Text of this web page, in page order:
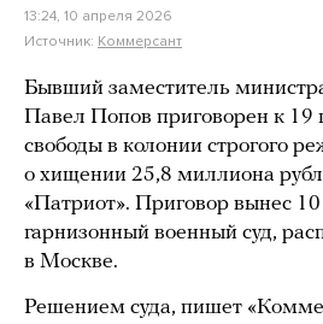
13:24, 10 апреля 2026
Источник: Коммерсант
Бывший заместитель
Павел Попов приговорен к 19
свободы в колонии строгого
о хищении 25,8 миллиона
«Патриот». Приговор вынес
гарнизонный военный суд,
в Москве.
Решением суда, пишет